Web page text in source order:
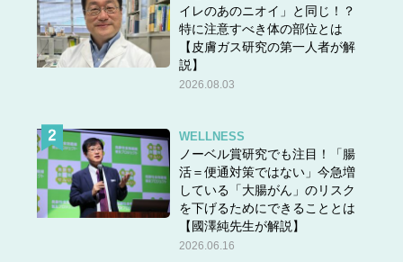
イレのあのニオイ」と同じ！？
特に注意すべき体の部位とは
【皮膚ガス研究の第一人者が解
説】
2026.08.03
WELLNESS
ノーベル賞研究でも注目！「腸
活＝便通対策ではない」今急増
している「大腸がん」のリスク
を下げるためにできることとは
【國澤純先生が解説】
2026.06.16